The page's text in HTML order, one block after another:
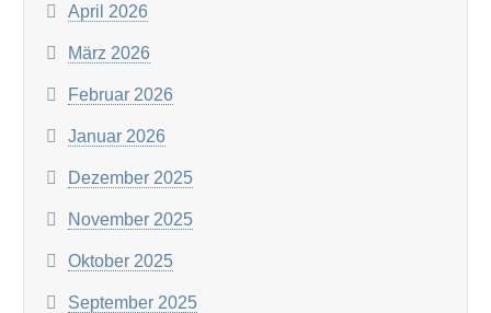
April 2026
März 2026
Februar 2026
Januar 2026
Dezember 2025
November 2025
Oktober 2025
September 2025